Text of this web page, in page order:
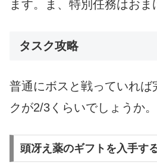
ます。ま、特別任務はおま
タスク攻略
普通にボスと戦っていれば
クが2/3くらいでしょうか。
頭冴え薬のギフトを入手す